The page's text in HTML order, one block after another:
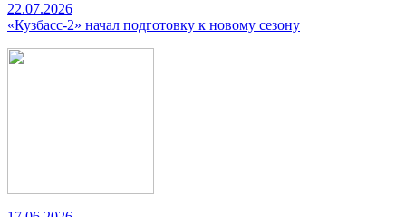
22.07.2026
«Кузбасс-2» начал подготовку к новому сезону